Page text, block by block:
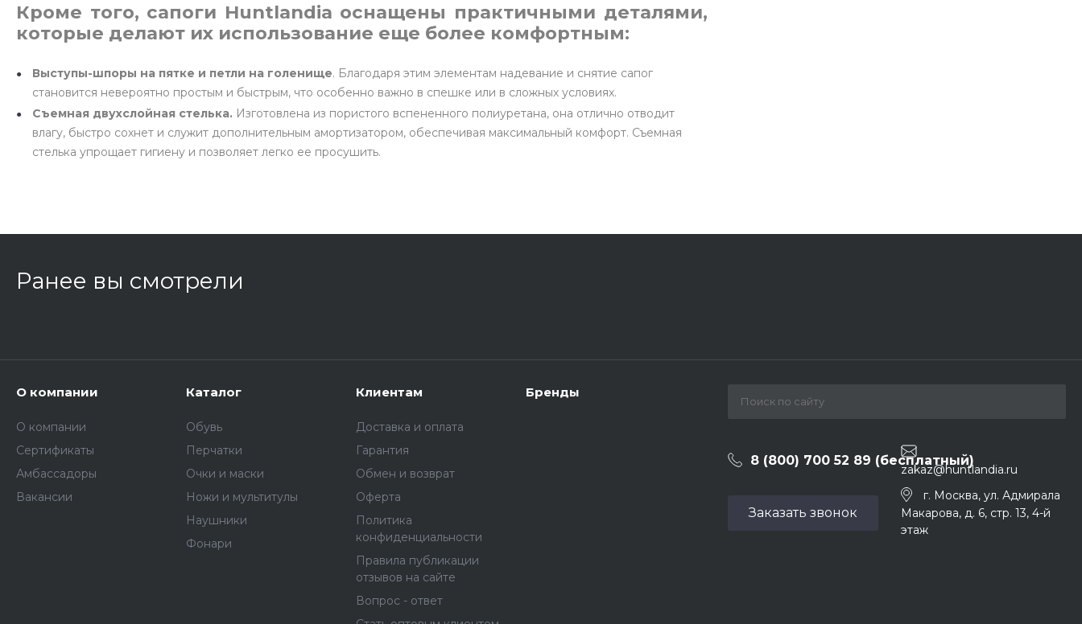
Кроме того, сапоги Huntlandia оснащены практичными деталями,
которые делают их использование еще более комфортным:
Выступы-шпоры на пятке и петли на голенище. Благодаря этим элементам надевание и снятие сапог
становится невероятно простым и быстрым, что особенно важно в спешке или в сложных условиях.
Съемная двухслойная стелька. Изготовлена из пористого вспененного полиуретана, она отлично отводит
влагу, быстро сохнет и служит дополнительным амортизатором, обеспечивая максимальный комфорт. Съемная
стелька упрощает гигиену и позволяет легко ее просушить.
Ранее вы смотрели
О компании
О компании
Сертификаты
Амбассадоры
Вакансии
Каталог
Обувь
Перчатки
Очки и маски
Ножи и мультитулы
Наушники
Фонари
Клиентам
Доставка и оплата
Гарантия
Обмен и возврат
Оферта
Политика
конфиденциальности
Правила публикации
отзывов на сайте
Вопрос - ответ
Бренды
8 (800) 700 52 89 (бесплатный)
zakaz@huntlandia.ru
Заказать звонок
г. Москва, ул. Адмирала
Макарова, д. 6, стр. 13, 4-й
этаж